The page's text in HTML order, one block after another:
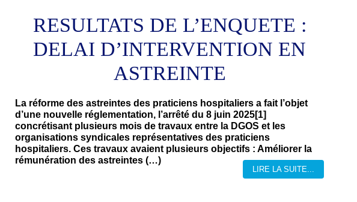
RESULTATS DE L’ENQUETE :
DELAI D’INTERVENTION EN
ASTREINTE
La réforme des astreintes des praticiens hospitaliers a fait l’objet
d’une nouvelle réglementation, l’arrêté du 8 juin 2025[1]
concrétisant plusieurs mois de travaux entre la DGOS et les
organisations syndicales représentatives des praticiens
hospitaliers. Ces travaux avaient plusieurs objectifs : Améliorer la
rémunération des astreintes (…)
LIRE LA SUITE...